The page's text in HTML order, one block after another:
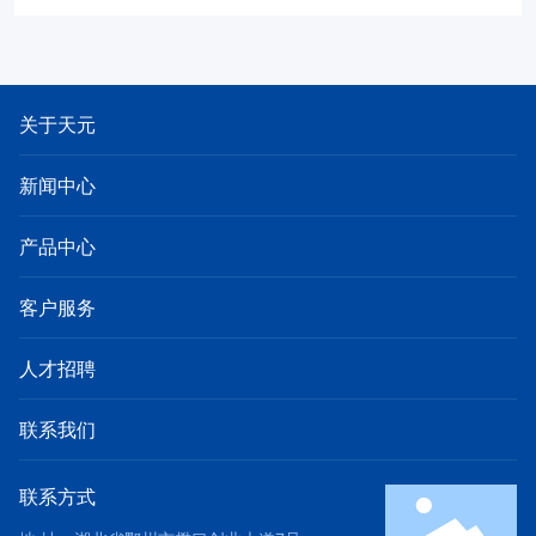
关于天元
新闻中心
产品中心
客户服务
人才招聘
联系我们
联系方式